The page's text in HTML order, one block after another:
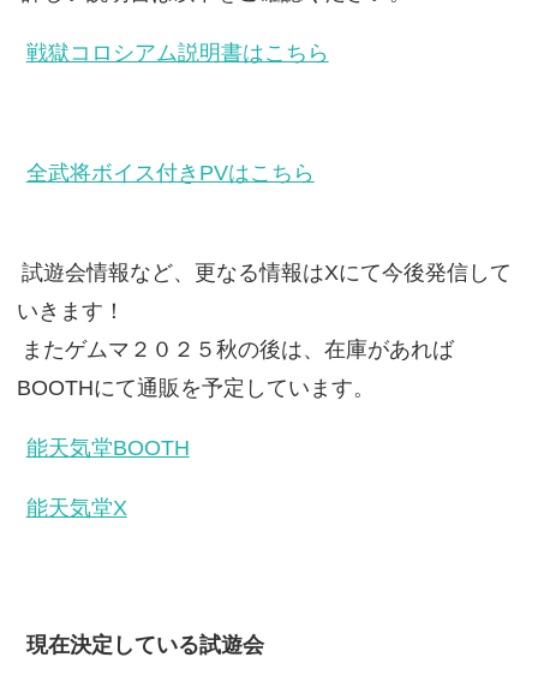
戦獄コロシアム説明書はこちら
全武将ボイス付きPVはこちら
試遊会情報など、更なる情報はXにて今後発信して
いきます！
またゲムマ２０２５秋の後は、在庫があれば
BOOTHにて通販を予定しています。
能天気堂BOOTH
能天気堂X
現在決定している試遊会